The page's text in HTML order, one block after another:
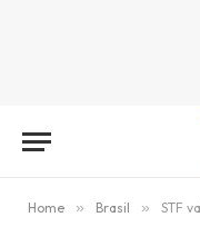
Home » Brasil » STF